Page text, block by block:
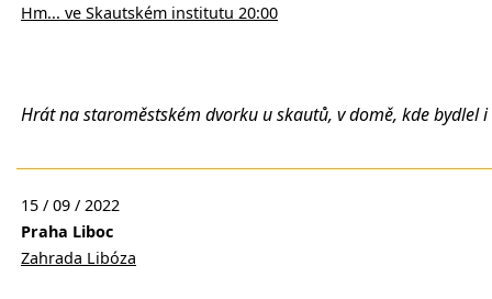
Hm... ve Skautském institutu 20:00
Hrát na staroměstském dvorku u skautů, v domě, kde bydlel
15 / 09 / 2022
Praha Liboc
Zahrada Libóza